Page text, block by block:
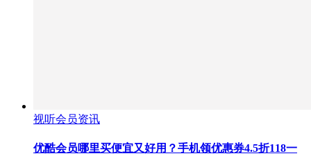
视听会员资讯
优酷会员哪里买便宜又好用？手机领优惠券4.5折118一